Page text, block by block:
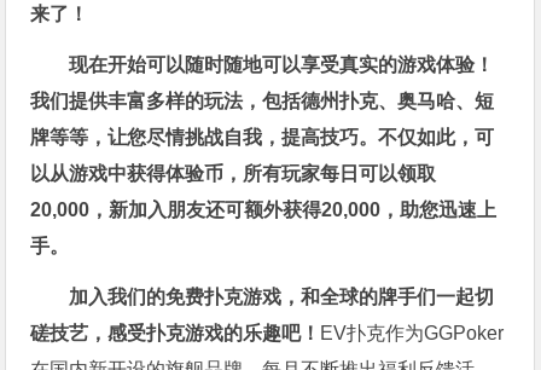
来了！
现在开始可以随时随地可以享受真实的游戏体验！
我们提供丰富多样的玩法，包括德州扑克、奥马哈、短
牌等等，让您尽情挑战自我，提高技巧。不仅如此，可
以从游戏中获得体验币，所有玩家每日可以领取
20,000，新加入朋友还可额外获得20,000，助您迅速上
手。
加入我们的免费扑克游戏，和全球的牌手们一起切
磋技艺，感受扑克游戏的乐趣吧！ EV扑克作为GGPoker